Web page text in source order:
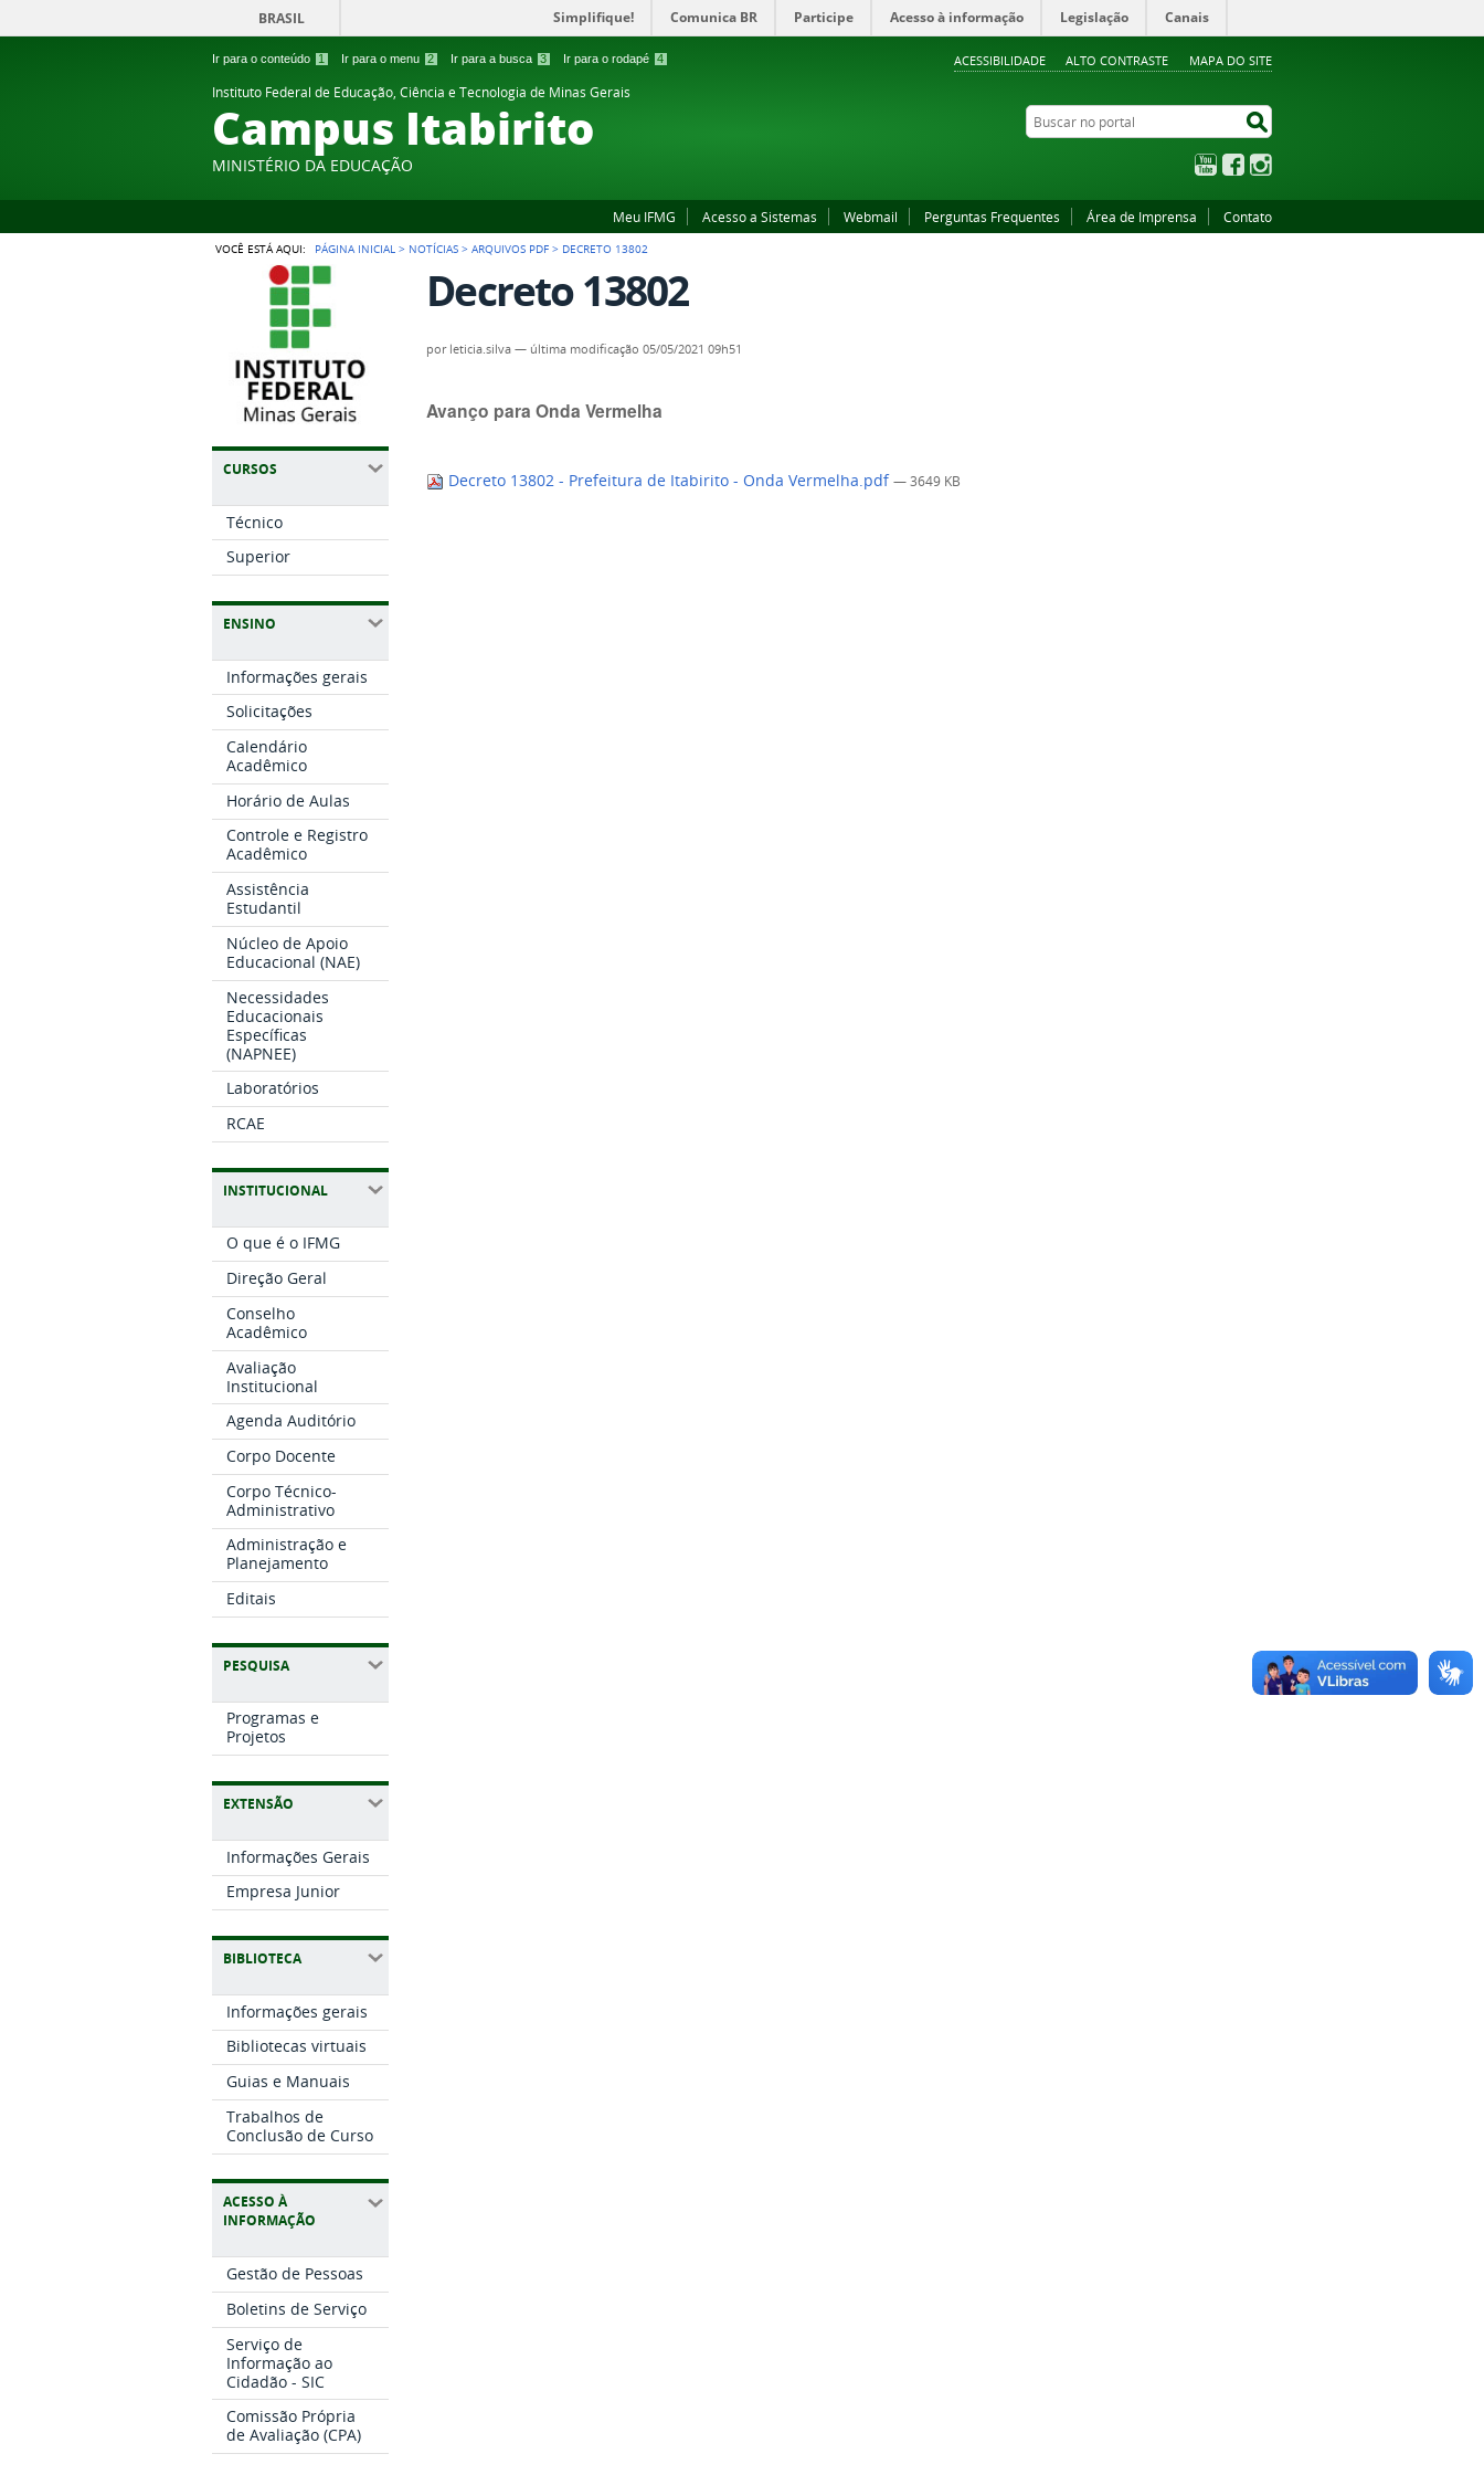
Ir para o conteúdo 1 Ir para o menu 2 Ir para a busca 3 Ir para o rodapé 4 ACESSIBILIDADE ALTO CONTRASTE MAPA DO SITE
BRASIL Simplifique! Comunica BR Participe Acesso à informação Legislação Canais
Instituto Federal de Educação, Ciência e Tecnologia de Minas Gerais
Campus Itabirito
MINISTÉRIO DA EDUCAÇÃO
Buscar no portal
YouTubeFacebook
Meu IFMG Acesso a Sistemas Webmail Perguntas Frequentes Área de Imprensa Contato
VOCÊ ESTÁ AQUI: PÁGINA INICIAL > NOTÍCIAS >ARQUIVOS PDF > DECRETO 13802
CURSOS
Técnico
Superior
ENSINO
Informações gerais
Solicitações
Calendário
Acadêmico
Horário de Aulas
Controle e Registro
Acadêmico
Assistência
Estudantil
Núcleo de Apoio
Educacional (NAE)
Necessidades
Educacionais
Específicas
(NAPNEE)
Laboratórios
RCAE
INSTITUCIONAL
O que é o IFMG
Direção Geral
Conselho
Acadêmico
Avaliação
Institucional
Agenda Auditório
Corpo Docente
Corpo Técnico-
Administrativo
Administração e
Planejamento
Editais
PESQUISA
Programas e
Projetos
EXTENSÃO
Informações Gerais
Empresa Junior
BIBLIOTECA
Informações gerais
Bibliotecas virtuais
Guias e Manuais
Trabalhos de
Conclusão de Curso
ACESSO À
INFORMAÇÃO
Gestão de Pessoas
Boletins de Serviço
Serviço de
Informação ao
Cidadão - SIC
Comissão Própria
de Avaliação (CPA)
Decreto 13802
por leticia.silva — última modificação 05/05/2021 09h51
Avanço para Onda Vermelha
Decreto 13802 - Prefeitura de Itabirito - Onda Vermelha.pdf— 3649 KB